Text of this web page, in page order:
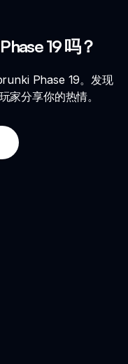
19 吗？
Phase 19。发现
家分享你的热情。